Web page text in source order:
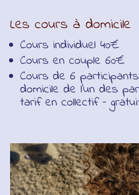
Les cours à domicile
Cours individuel 40€
Cours en couple 60€
Cours de 6
domicile de l’un des
tarif en collectif –